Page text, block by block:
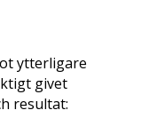
ytterligare
givet
resultat: